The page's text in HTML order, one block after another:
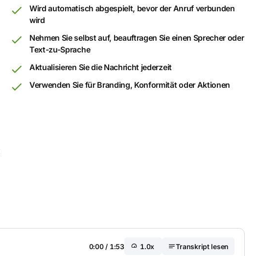
Wird automatisch abgespielt, bevor der Anruf verbunden
wird
Nehmen Sie selbst auf, beauftragen Sie einen Sprecher oder
Text-zu-Sprache
Aktualisieren Sie die Nachricht jederzeit
Verwenden Sie für Branding, Konformität oder Aktionen
0:00/ 1:53 1.0x Transkript lesen